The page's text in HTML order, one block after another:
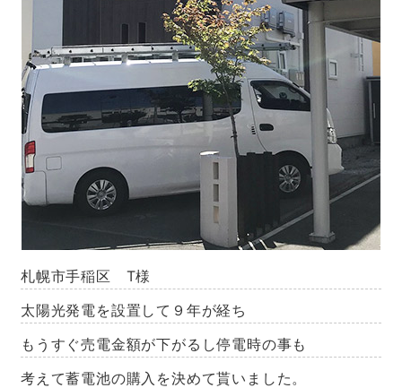
札幌市手稲区 T様
太陽光発電を設置して９年が経ち
もうすぐ売電金額が下がるし停電時の事も
考えて蓄電池の購入を決めて貰いました。